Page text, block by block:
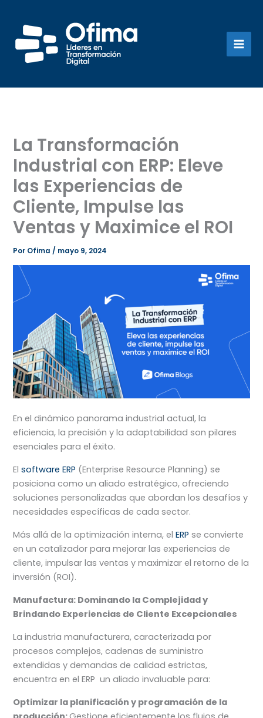
contenido
La Transformación
Industrial con ERP: Eleve
las Experiencias de
Cliente, Impulse las
Ventas y Maximice el ROI
Por Ofima/ mayo 9, 2024
En el dinámico panorama industrial actual, la
eficiencia, la precisión y la adaptabilidad son pilares
esenciales para el éxito.
Elsoftware ERP (Enterprise Resource Planning) se
posiciona como un aliado estratégico, ofreciendo
soluciones personalizadas que abordan los desafíos y
necesidades específicas de cada sector.
Más allá de la optimización interna, elERPse convierte
en un catalizador para mejorar las experiencias de
cliente, impulsar las ventas y maximizar el retorno de la
inversión (ROI).
Manufactura: Dominando la Complejidad y
Brindando Experiencias de Cliente Excepcionales
La industria manufacturera, caracterizada por
procesos complejos, cadenas de suministro
extendidas y demandas de calidad estrictas,
encuentra en el ERP un aliado invaluable para:
Optimizar la planificación y programación de la